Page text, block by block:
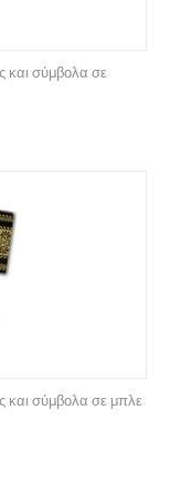
και σύμβολα σε
και σύμβολα σε μπλε